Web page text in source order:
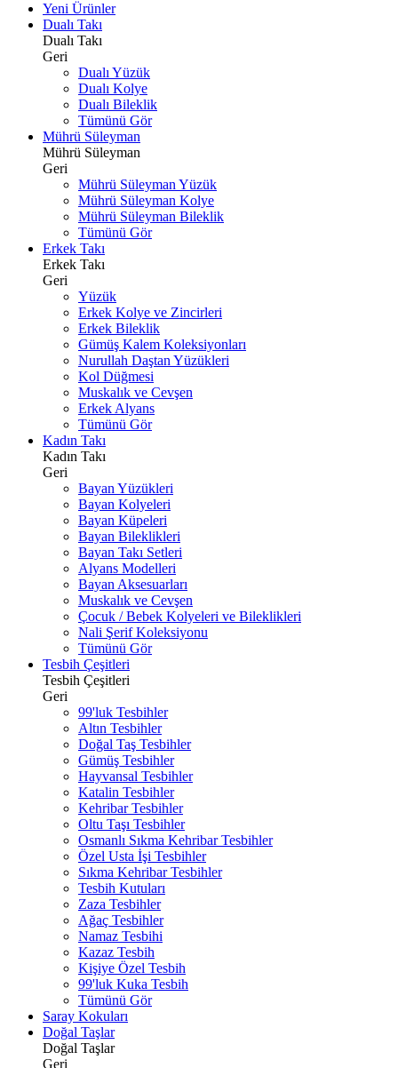
Yeni Ürünler
Dualı Takı
Dualı Takı
Geri
Dualı Yüzük
Dualı Kolye
Dualı Bileklik
Tümünü Gör
Mührü Süleyman
Mührü Süleyman
Geri
Mührü Süleyman Yüzük
Mührü Süleyman Kolye
Mührü Süleyman Bileklik
Tümünü Gör
Erkek Takı
Erkek Takı
Geri
Yüzük
Erkek Kolye ve Zincirleri
Erkek Bileklik
Gümüş Kalem Koleksiyonları
Nurullah Daştan Yüzükleri
Kol Düğmesi
Muskalık ve Cevşen
Erkek Alyans
Tümünü Gör
Kadın Takı
Kadın Takı
Geri
Bayan Yüzükleri
Bayan Kolyeleri
Bayan Küpeleri
Bayan Bileklikleri
Bayan Takı Setleri
Alyans Modelleri
Bayan Aksesuarları
Muskalık ve Cevşen
Çocuk / Bebek Kolyeleri ve Bileklikleri
Nali Şerif Koleksiyonu
Tümünü Gör
Tesbih Çeşitleri
Tesbih Çeşitleri
Geri
99'luk Tesbihler
Altın Tesbihler
Doğal Taş Tesbihler
Gümüş Tesbihler
Hayvansal Tesbihler
Katalin Tesbihler
Kehribar Tesbihler
Oltu Taşı Tesbihler
Osmanlı Sıkma Kehribar Tesbihler
Özel Usta İşi Tesbihler
Sıkma Kehribar Tesbihler
Tesbih Kutuları
Zaza Tesbihler
Ağaç Tesbihler
Namaz Tesbihi
Kazaz Tesbih
Kişiye Özel Tesbih
99'luk Kuka Tesbih
Tümünü Gör
Saray Kokuları
Doğal Taşlar
Doğal Taşlar
Geri